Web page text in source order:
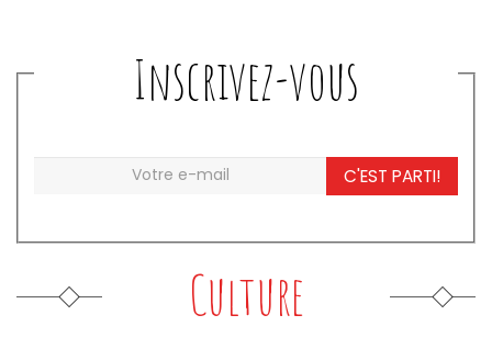
Inscrivez-vous
C'EST PARTI!
Culture